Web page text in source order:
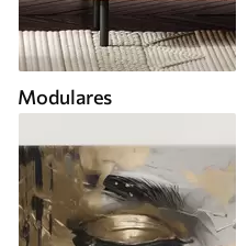
Modulares